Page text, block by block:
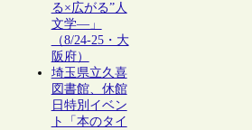
る×広がる”人
文学―」
（8/24-25・大
阪府）
埼玉県立久喜
図書館、休館
日特別イベン
ト「本のタイ